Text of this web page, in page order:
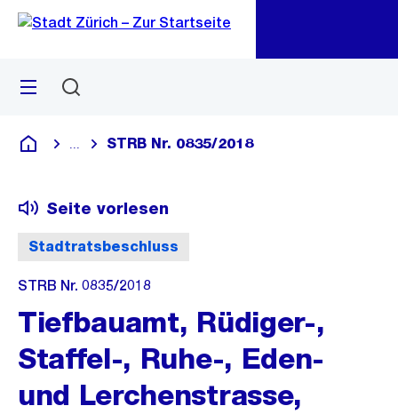
Navigation
Sprunglink
Menü
Deutsch
Blende alle Breadcrumbs ein
STRB Nr. 0835/2018
Stadtratsbeschluss
Seite vorlesen
STRB Nr. 0835/2018
Tiefbauamt, Rüdiger-,
Staffel-, Ruhe-, Eden-
und Lerchenstrasse,